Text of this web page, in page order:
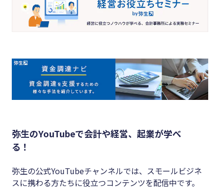
弥生のYouTubeで会計や経営、起業が学べ
る！
弥生の公式YouTubeチャンネルでは、スモールビジネ
スに携わる方たちに役立つコンテンツを配信中です。